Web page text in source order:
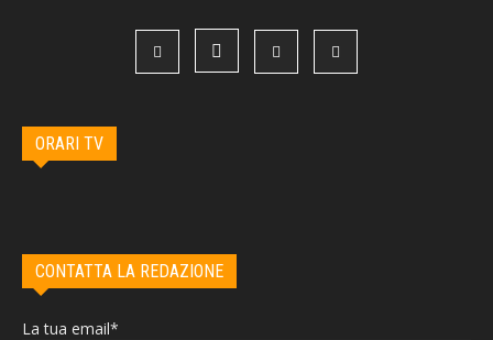
ORARI TV
CONTATTA LA REDAZIONE
La tua email*